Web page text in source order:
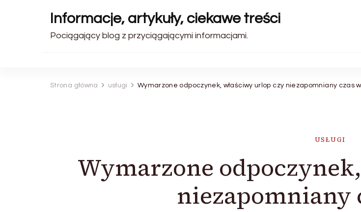
Informacje, artykuły, ciekawe treści
Pociągający blog z przyciągającymi informacjami.
Strona główna usługi Wymarzone odpoczynek, właściwy urlop czy niezapomniany czas
USŁUGI
Wymarzone
niezapomniany